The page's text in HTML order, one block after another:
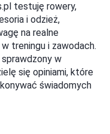
testuję rowery,
i odzież,
na realne
treningu i zawodach.
w
się opiniami, które
świadomych